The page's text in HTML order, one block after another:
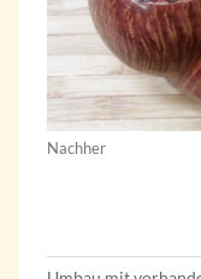
Nachher